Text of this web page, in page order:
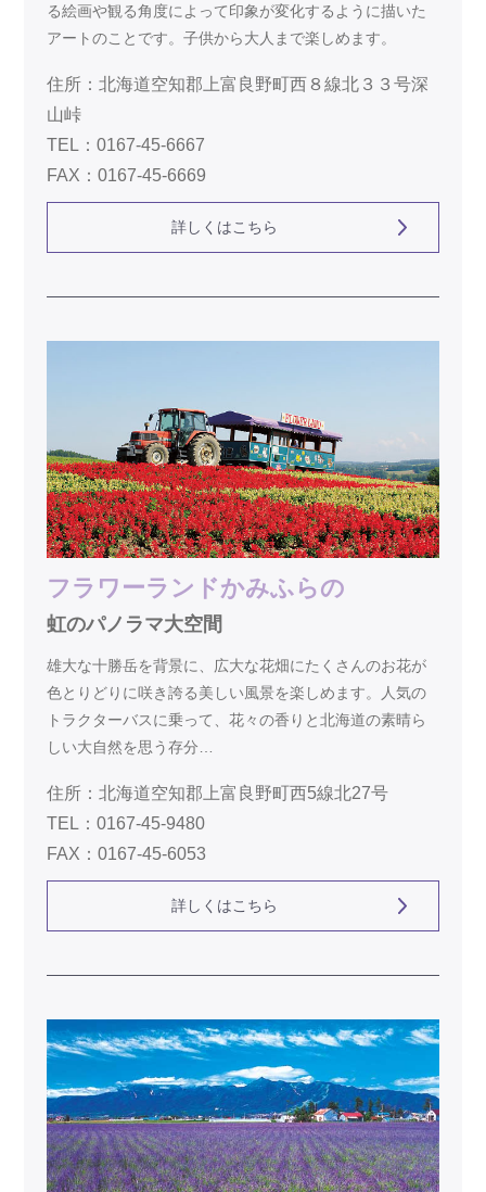
る絵画や観る角度によって印象が変化するように描いた
アートのことです。子供から大人まで楽しめます。
住所：北海道空知郡上富良野町西８線北３３号深
山峠
TEL：0167-45-6667
FAX：0167-45-6669
詳しくはこちら
フラワーランドかみふらの
虹のパノラマ大空間
雄大な十勝岳を背景に、広大な花畑にたくさんのお花が
色とりどりに咲き誇る美しい風景を楽しめます。人気の
トラクターバスに乗って、花々の香りと北海道の素晴ら
しい大自然を思う存分…
住所：北海道空知郡上富良野町西5線北27号
TEL：0167-45-9480
FAX：0167-45-6053
詳しくはこちら